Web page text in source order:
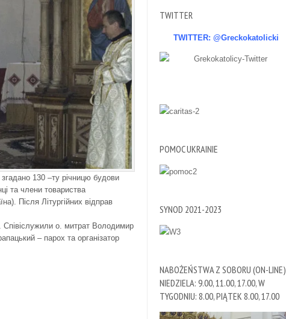
130 –ту річницю будови
та члени товариства
Після Літургійних відправ
Співіслужили о. митрат Володимир
– парох та організатор
TWITTER
TWITTER: @Greckokatolicki
POMOC UKRAINIE
SYNOD 2021-2023
NABOŻEŃSTWA Z SOBORU (ON-LINE)
NIEDZIELA: 9.00, 11.00, 17.00, W
TYGODNIU: 8.00, PIĄTEK 8.00, 17.00